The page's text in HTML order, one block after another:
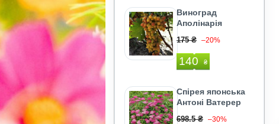
Виноград
Аполінарія
175 ₴ –20%
140 ₴
Спірея японська
Антоні Ватерер
698.5 ₴ –30%